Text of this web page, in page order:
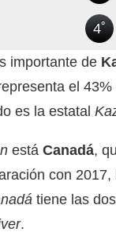
4˚
importante de
el
es la estatal
está Canadá,
con
tiene las
.